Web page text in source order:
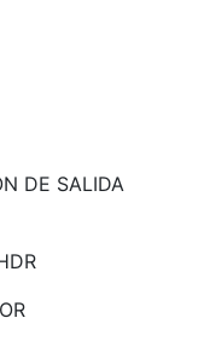
DE SALIDA